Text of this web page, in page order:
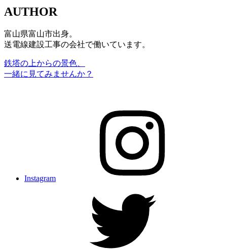
AUTHOR
富山県富山市出身。
送電線建設工事の会社で働いています。
鉄塔の上からの景色、
一緒に見てみませんか？
Instagram